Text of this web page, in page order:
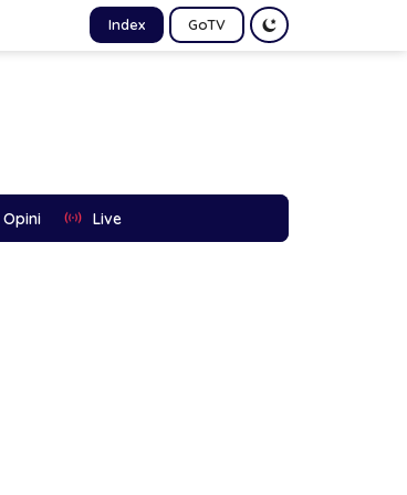
Index GoTV
Opini Live